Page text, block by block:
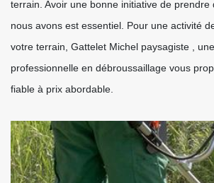
terrain. Avoir une bonne initiative de prendre
nous avons est essentiel. Pour une activité
votre terrain, Gattelet Michel paysagiste ,
professionnelle en débroussaillage vous
fiable à prix abordable.